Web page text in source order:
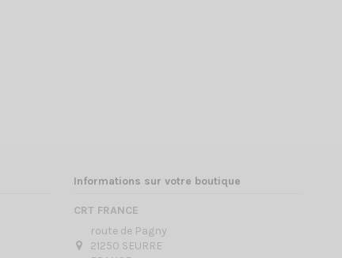
Informations sur votre boutique
CRT FRANCE
route de Pagny
21250 SEURRE